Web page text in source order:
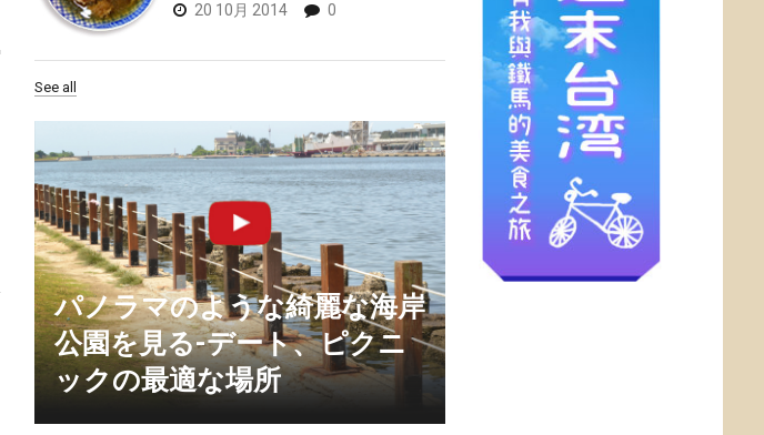
20 10月 2014 0
See all
パノラマのような綺麗な海岸
公園を見る-デート、ピクニ
ックの最適な場所